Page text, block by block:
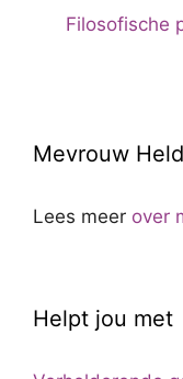
Filosofische
Mevrouw
Lees meer over
Helpt jou met